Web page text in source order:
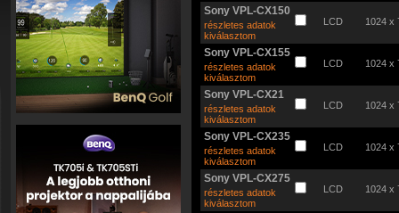
Sony VPL-CX150
részletes adatok
kiválasztom
LCD 1024 x
Sony VPL-CX155
részletes adatok
kiválasztom
LCD 1024 x
Sony VPL-CX21
részletes adatok
kiválasztom
LCD 1024 x
Sony VPL-CX235
részletes adatok
kiválasztom
LCD 1024 x
Sony VPL-CX275
részletes adatok
kiválasztom
LCD 1024 x